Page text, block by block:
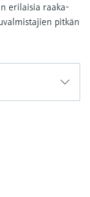
erilaisia raaka-
pitkän